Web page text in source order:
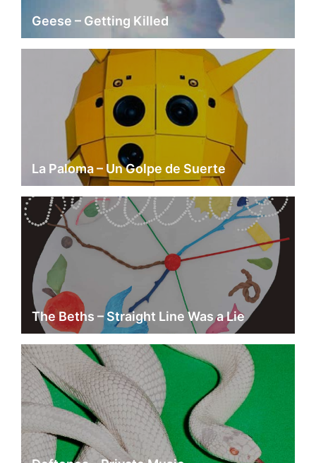
Geese – Getting Killed
La Paloma – Un Golpe de Suerte
The Beths – Straight Line Was a Lie